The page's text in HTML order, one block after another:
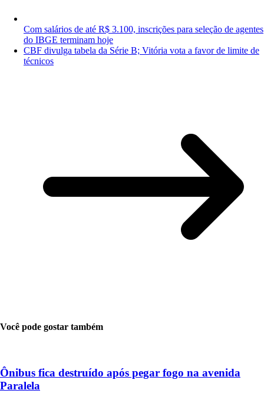
Com salários de até R$ 3.100, inscrições para seleção de agentes
do IBGE terminam hoje
CBF divulga tabela da Série B; Vitória vota a favor de limite de
técnicos
Você pode gostar também
Ônibus fica destruído após pegar fogo na avenida
Paralela